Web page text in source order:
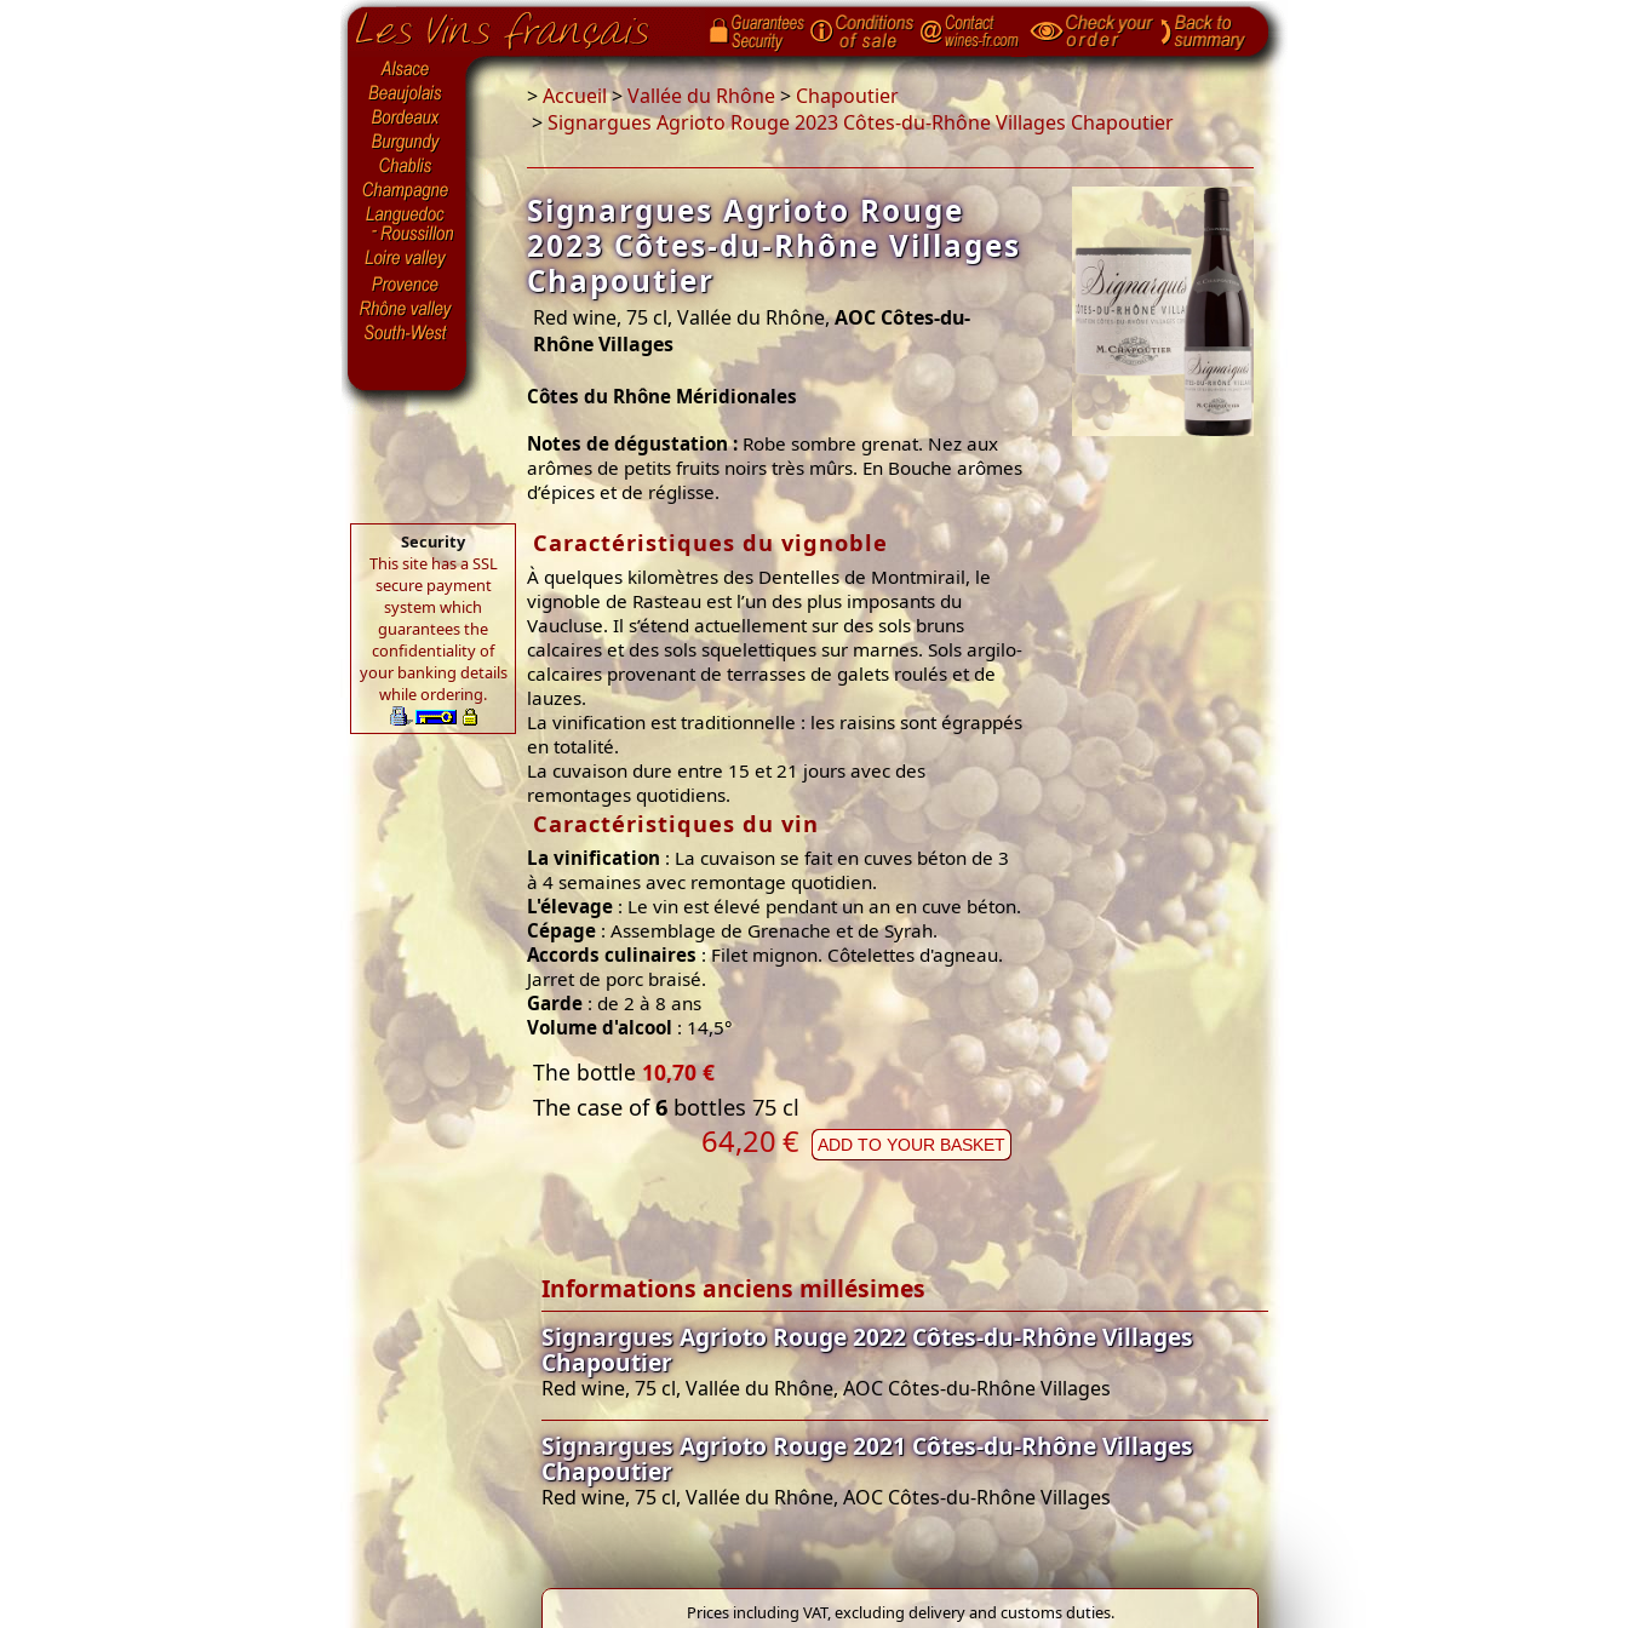
Security
This site has a SSL
secure payment
system which
guarantees the
confidentiality of
your banking details
while ordering.
>Accueil>Vallée du Rhône> Chapoutier
>Signargues Agrioto Rouge 2023 Côtes-du-Rhône Villages Chapoutier
Signargues Agrioto Rouge
2023 Côtes-du-Rhône Villages
Chapoutier
Red wine, 75 cl, Vallée du Rhône,AOC Côtes-du-
Rhône Villages
Côtes du Rhône Méridionales
Notes de dégustation : Robe sombre grenat. Nez aux
arômes de petits fruits noirs très mûrs. En Bouche arômes
d’épices et de réglisse.
Caractéristiques du vignoble
À quelques kilomètres des Dentelles de Montmirail, le
vignoble de Rasteau est l’un des plus imposants du
Vaucluse. Il s’étend actuellement sur des sols bruns
calcaires et des sols squelettiques sur marnes. Sols argilo-
calcaires provenant de terrasses de galets roulés et de
lauzes.
La vinification est traditionnelle : les raisins sont égrappés
en totalité.
La cuvaison dure entre 15 et 21 jours avec des
remontages quotidiens.
Caractéristiques du vin
La vinification : La cuvaison se fait en cuves béton de 3
à 4 semaines avec remontage quotidien.
L'élevage : Le vin est élevé pendant un an en cuve béton.
Cépage : Assemblage de Grenache et de Syrah.
Accords culinaires : Filet mignon. Côtelettes d'agneau.
Jarret de porc braisé.
Garde : de 2 à 8 ans
Volume d'alcool : 14,5°
The bottle 10,70 €
The case of6 bottles 75 cl
64,20€ ADD TO YOUR BASKET
Informations anciens millésimes
Signargues Agrioto Rouge 2022 Côtes-du-Rhône Villages
Chapoutier
Red wine, 75 cl, Vallée du Rhône, AOC Côtes-du-Rhône Villages
Signargues Agrioto Rouge 2021 Côtes-du-Rhône Villages
Chapoutier
Red wine, 75 cl, Vallée du Rhône, AOC Côtes-du-Rhône Villages
Prices including VAT, excluding delivery and customs duties.